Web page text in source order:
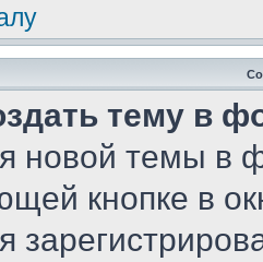
тему в
новой темы в
кнопке в